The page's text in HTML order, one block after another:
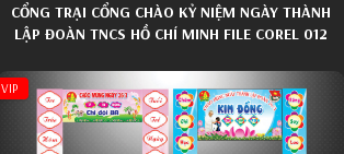
CỔNG TRẠI CỔNG CHÀO KỶ NIỆM NGÀY THÀNH
LẬP ĐOÀN TNCS HỒ CHÍ MINH FILE COREL 012
VIP